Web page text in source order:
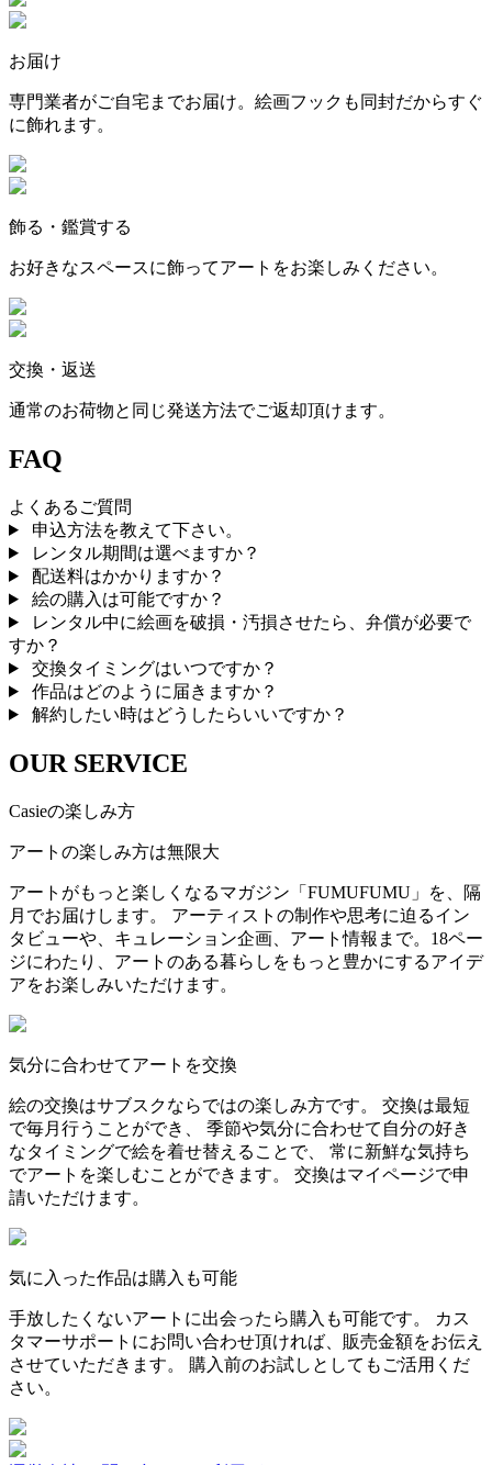
お届け
専門業者がご自宅までお届け。絵画フックも同封だからすぐ
に飾れます。
飾る・鑑賞する
お好きなスペースに飾ってアートをお楽しみください。
交換・返送
通常のお荷物と同じ発送方法でご返却頂けます。
FAQ
よくあるご質問
申込方法を教えて下さい。
レンタル期間は選べますか？
配送料はかかりますか？
絵の購入は可能ですか？
レンタル中に絵画を破損・汚損させたら、弁償が必要で
すか？
交換タイミングはいつですか？
作品はどのように届きますか？
解約したい時はどうしたらいいですか？
OUR SERVICE
Casieの楽しみ方
アートの楽しみ方は無限大
アートがもっと楽しくなるマガジン「FUMUFUMU」を、隔
月でお届けします。 アーティストの制作や思考に迫るイン
タビューや、キュレーション企画、アート情報まで。18ペー
ジにわたり、アートのある暮らしをもっと豊かにするアイデ
アをお楽しみいただけます。
気分に合わせてアートを交換
絵の交換はサブスクならではの楽しみ方です。 交換は最短
で毎月行うことができ、 季節や気分に合わせて自分の好き
なタイミングで絵を着せ替えることで、 常に新鮮な気持ち
でアートを楽しむことができます。 交換はマイページで申
請いただけます。
気に入った作品は購入も可能
手放したくないアートに出会ったら購入も可能です。 カス
タマーサポートにお問い合わせ頂ければ、販売金額をお伝え
させていただきます。 購入前のお試しとしてもご活用くだ
さい。